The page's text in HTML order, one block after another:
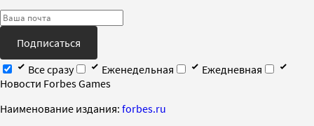
Подписаться
Все сразу
Еженедельная
Ежедневная
Новости Forbes Games
Наименование издания: forbes.ru